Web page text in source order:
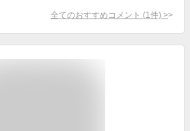
全てのおすすめコメント (1 件) >